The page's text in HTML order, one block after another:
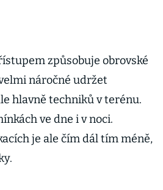
způsobuje obrovské
náročné udržet
hlavně techniků v terénu.
ve dne i v noci.
je ale čím dál tím méně,